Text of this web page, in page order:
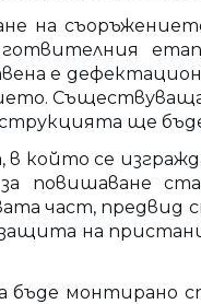
на
е
ще
който се
повишаване
част, предвид
на
монтирано